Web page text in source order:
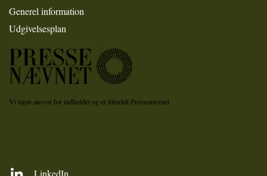
Generel information
Udgivelsesplan
Vi tager ansvar for indholdet og er tilmeldt Pressenævnet
LinkedIn